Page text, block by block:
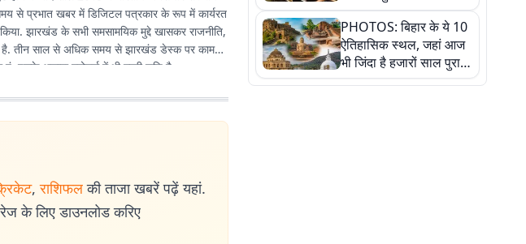
से प्रभात खबर में डिजिटल पत्रकार के रूप में कार्यरत
झारखंड के सभी समसामयिक मुद्दे खासकर राजनीति,
तीन साल से अधिक समय से झारखंड डेस्क पर काम
इसके अलावा स्पोर्ट्स में भी गहरी रुचि है.
, राशिफल की ताजा खबरें पढ़ें यहां.
के लिए डाउनलोड करिए
सलाम, तस्वीरों में देखें
हस्तकरघा की समृद्ध परंपरा
PHOTOS: बिहार के ये 10
ऐतिहासिक स्थल, जहां आज
भी जिंदा है हजारों साल पुराना
इतिहास, एक बार जरूर घूमिए